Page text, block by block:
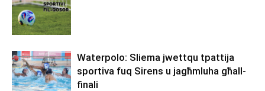
Waterpolo: Sliema jwettqu tpattija
sportiva fuq Sirens u jagħmluha għall-
finali